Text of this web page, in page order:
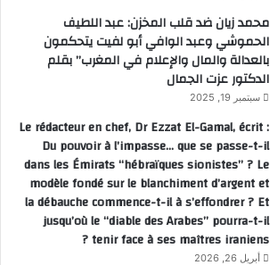
محمد زيان ضد قلب المخزن: عبد اللطيف
الحموشي وعبد الوافي أبو لفيت يتحكمون
بالعدالة والمال والإعلام في المغرب” بقلم
الدكتور عزت الجمال
سبتمبر 19, 2025
Le rédacteur en chef, Dr Ezzat El-Gamal, écrit :
Du pouvoir à l’impasse… que se passe-t-il
dans les Émirats “hébraïques sionistes” ? Le
modèle fondé sur le blanchiment d’argent et
la débauche commence-t-il à s’effondrer ? Et
jusqu’où le “diable des Arabes” pourra-t-il
tenir face à ses maîtres iraniens ?
أبريل 26, 2026